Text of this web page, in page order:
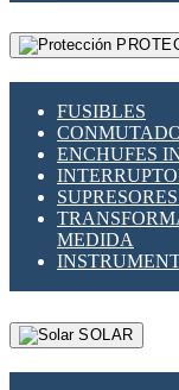
FUSIBLES
ENCHUFES
MEDIDA
SOLAR